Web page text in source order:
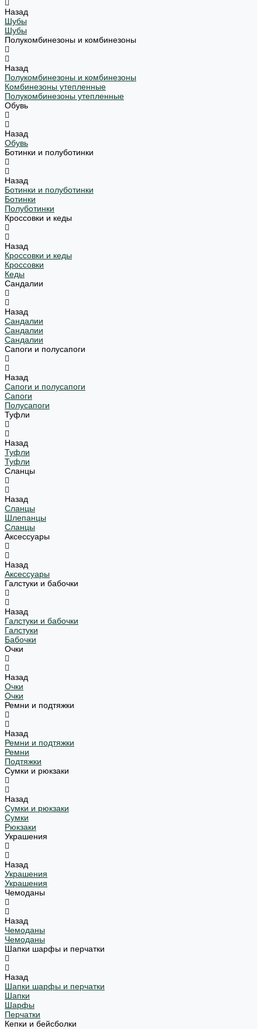
Назад
Шубы
Шубы
Полукомбинезоны и комбинезоны
Назад
Полукомбинезоны и комбинезоны
Комбинезоны утепленные
Полукомбинезоны утепленные
Обувь
Назад
Обувь
Ботинки и полуботинки
Назад
Ботинки и полуботинки
Ботинки
Полуботинки
Кроссовки и кеды
Назад
Кроссовки и кеды
Кроссовки
Кеды
Сандалии
Назад
Сандалии
Сандалии
Сандалии
Сапоги и полусапоги
Назад
Сапоги и полусапоги
Сапоги
Полусапоги
Туфли
Назад
Туфли
Туфли
Сланцы
Назад
Сланцы
Шлепанцы
Сланцы
Аксессуары
Назад
Аксессуары
Галстуки и бабочки
Назад
Галстуки и бабочки
Галстуки
Бабочки
Очки
Назад
Очки
Очки
Ремни и подтяжки
Назад
Ремни и подтяжки
Ремни
Подтяжки
Сумки и рюкзаки
Назад
Сумки и рюкзаки
Сумки
Рюкзаки
Украшения
Назад
Украшения
Украшения
Чемоданы
Назад
Чемоданы
Чемоданы
Шапки шарфы и перчатки
Назад
Шапки шарфы и перчатки
Шапки
Шарфы
Перчатки
Кепки и бейсболки